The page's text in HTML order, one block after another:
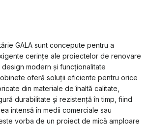
GALA sunt concepute pentru a
cerințe ale proiectelor de renovare
design modern și funcționalitate
oferă soluții eficiente pentru orice
din materiale de înaltă calitate,
durabilitate și rezistență în timp, fiind
intensă în medii comerciale sau
vorba de un proiect de mică amploare